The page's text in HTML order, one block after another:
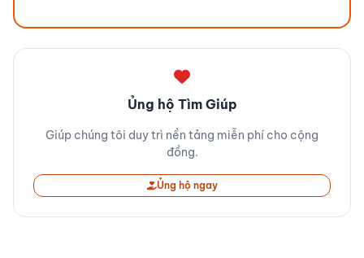
Ủng hộ Tìm Giúp
Giúp chúng tôi duy trì nền tảng miễn phí cho cộng
đồng.
Ủng hộ ngay